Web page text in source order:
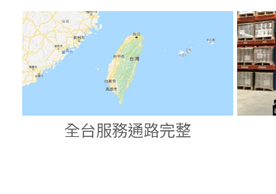
全台服務通路完整